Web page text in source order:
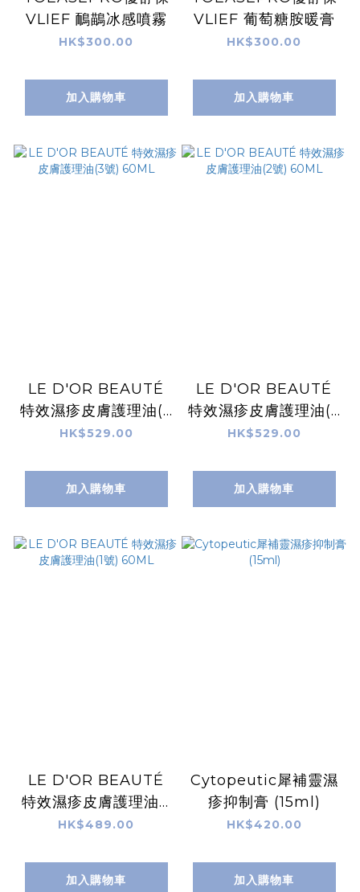
VLIEF 鴯鶓冰感噴霧
HK$300.00
加入購物車
VLIEF 葡萄糖胺暖膏
HK$300.00
加入購物車
LE D'OR BEAUTÉ
特效濕疹皮膚護理油(3
號) 60ML
HK$529.00
加入購物車
LE D'OR BEAUTÉ
特效濕疹皮膚護理油(2
號) 60ML
HK$529.00
加入購物車
LE D'OR BEAUTÉ
特效濕疹皮膚護理油(1
號) 60ML
HK$489.00
加入購物車
Cytopeutic犀補靈濕
疹抑制膏 (15ml)
HK$420.00
加入購物車